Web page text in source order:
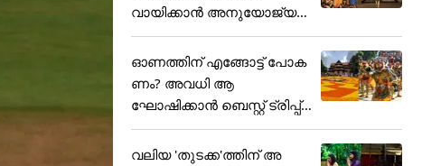
വായിക്കാൻ അനുയോജ്യ
മായ സമയം....
ഓണത്തിന് എങ്ങോട്ട് പോക
ണം? അവധി ആ
ഘോഷിക്കാൻ ബെസ്റ്റ് ട്രിപ്പ്
പ്ലാൻ
വലിയ 'തുടക്ക'ത്തിന് അ